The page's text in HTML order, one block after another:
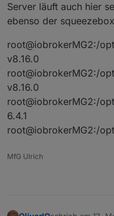
Server läuft auch hier
ebenso der
root@iobrokerMG2:/
v8.16.0
root@iobrokerMG2:/
v8.16.0
root@iobrokerMG2:/
6.4.1
root@iobrokerMG2:/
MfG Ulrich